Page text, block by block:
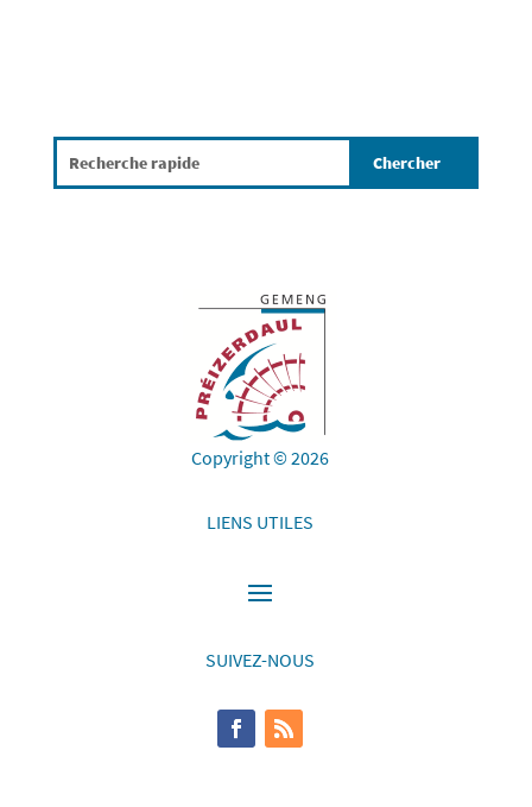
Copyright © 2026
LIENS UTILES
SUIVEZ-NOUS